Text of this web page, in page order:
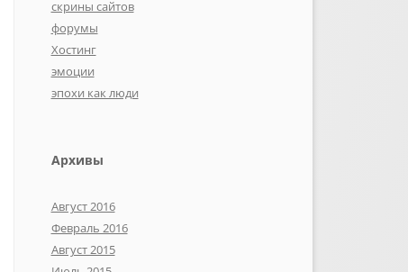
скрины сайтов
форумы
Хостинг
эмоции
эпохи как люди
Архивы
Август 2016
Февраль 2016
Август 2015